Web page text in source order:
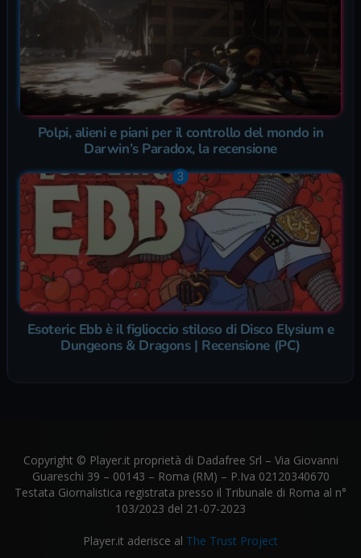
Polpi, alieni e piani per il controllo del mondo in
Darwin’s Paradox, la recensione
Esoteric Ebb è il figlioccio stiloso di Disco Elysium e
Dungeons & Dragons | Recensione (PC)
Copyright © Player.it proprietà di Dadafree Srl – Via Giovanni
Guareschi 39 – 00143 – Roma (RM) – P.Iva 02120340670
Testata Giornalistica registrata presso il Tribunale di Roma al n°
103/2023 del 21-07-2023
Player.it aderisce al The Trust Project